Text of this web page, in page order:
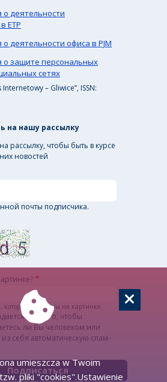
деятельности
ЕТР
деятельности офиса в PJM
защите персональных
сетях
Internetowy – Gliwice”, ISSN:
на нашу рассылку
рассылку, чтобы быть в курсе
новостей
почты подписчика.
которые показаны на картинке.
для того, чтобы
ли Вы человеком или
из себя автоматическую спам-
umieszcza w Twoim
pliki "cookies".Ustawienie
ustawienia Twojej
akceptującego pliki
wyrażenie zgody na
Więcej informacji
Принять